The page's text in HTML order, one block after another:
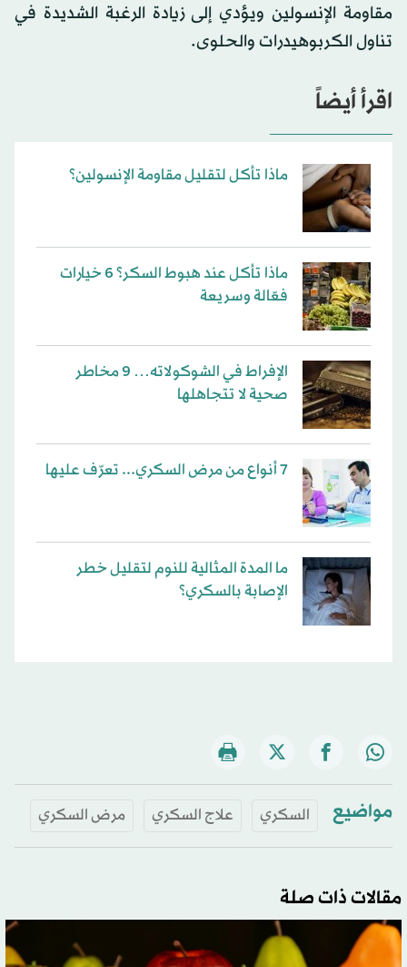
مقاومة الإنسولين ويؤدي إلى زيادة الرغبة الشديدة في
تناول الكربوهيدرات والحلوى.
اقرأ أيضاً
ماذا تأكل لتقليل مقاومة الإنسولين؟
ماذا تأكل عند هبوط السكر؟ 6 خيارات
فعّالة وسريعة
الإفراط في الشوكولاته… 9 مخاطر
صحية لا تتجاهلها
7 أنواع من مرض السكري... تعرّف عليها
ما المدة المثالية للنوم لتقليل خطر
الإصابة بالسكري؟
مواضيع السكري علاج السكري مرض السكري
مقالات ذات صلة